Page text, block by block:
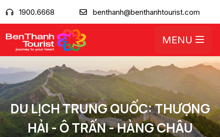
1900.6668 benthanh@benthanhtourist.com
MENU
DU LỊCH TRUNG QUỐC: THƯỢNG
HẢI - Ô TRẤN - HÀNG CHÂU